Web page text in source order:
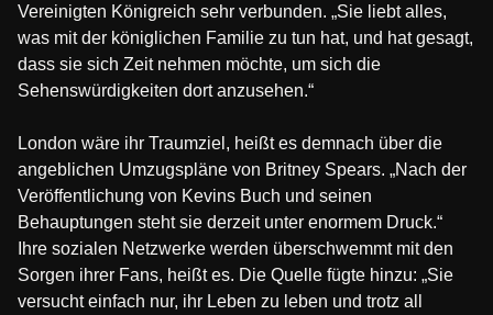
Vereinigten Königreich sehr verbunden. „Sie liebt alles,
was mit der königlichen Familie zu tun hat, und hat gesagt,
dass sie sich Zeit nehmen möchte, um sich die
Sehenswürdigkeiten dort anzusehen.“
London wäre ihr Traumziel, heißt es demnach über die
angeblichen Umzugspläne von Britney Spears. „Nach der
Veröffentlichung von Kevins Buch und seinen
Behauptungen steht sie derzeit unter enormem Druck.“
Ihre sozialen Netzwerke werden überschwemmt mit den
Sorgen ihrer Fans, heißt es. Die Quelle fügte hinzu: „Sie
versucht einfach nur, ihr Leben zu leben und trotz all